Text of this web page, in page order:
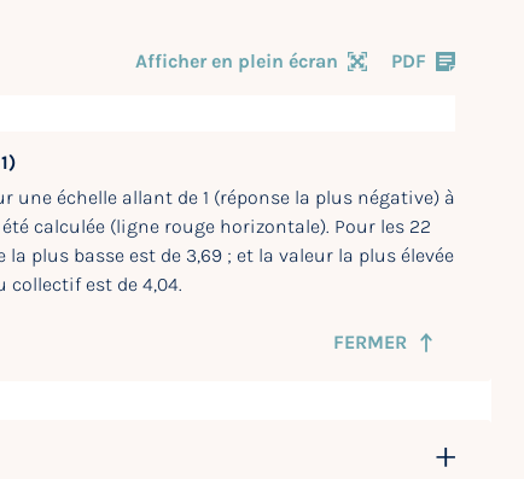
Afficher en plein écran PDF
une échelle allant de 1 (réponse la plus négative) à
calculée (ligne rouge horizontale). Pour les 22
plus basse est de 3,69 ; et la valeur la plus élevée
collectif est de 4,04.
FERMER